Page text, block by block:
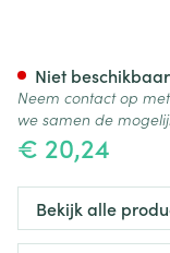
€ 20,24
Niet beschikbaar
Neem contact op
we samen de
Bekijk alle